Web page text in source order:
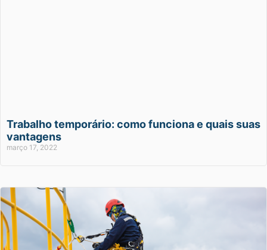
Trabalho temporário: como funciona e quais suas
vantagens
março 17, 2022